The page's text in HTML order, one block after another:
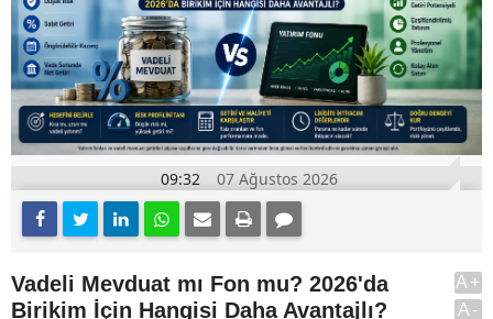
09:32 07 Ağustos 2026
Vadeli Mevduat mı Fon mu? 2026'da
Birikim İçin Hangisi Daha Avantajlı?
A+
A-